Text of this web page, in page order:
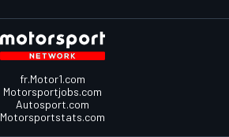
fr.Motor1.com
Motorsportjobs.com
Autosport.com
Motorsportstats.com